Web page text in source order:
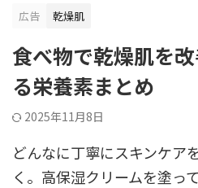
広告
乾燥肌
食べ物で乾燥肌を
る栄養素まとめ
2025年11月8日
どんなに丁寧にスキンケア
く。高保湿クリームを塗っ